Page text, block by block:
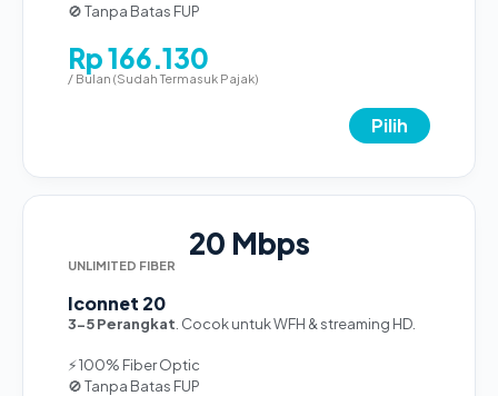
🚫 Tanpa Batas FUP
Rp 166.130
/ Bulan (Sudah Termasuk Pajak)
Pilih
20 Mbps
UNLIMITED FIBER
Iconnet 20
3-5 Perangkat . Cocok untuk WFH & streaming HD.
⚡ 100% Fiber Optic
🚫 Tanpa Batas FUP